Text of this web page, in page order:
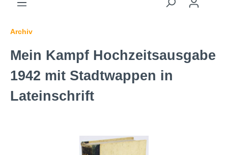
Archiv
Mein Kampf Hochzeitsausgabe
1942 mit Stadtwappen in
Lateinschrift